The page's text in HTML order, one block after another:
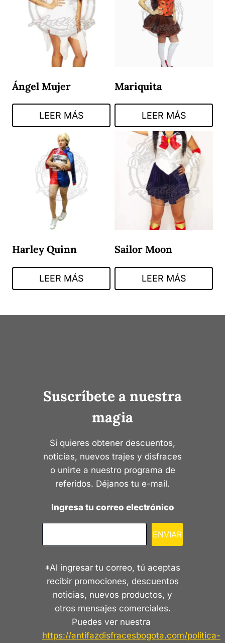
Ángel Mujer
LEER MÁS
Mariquita
LEER MÁS
Harley Quinn
LEER MÁS
Sailor Moon
LEER MÁS
Suscríbete a nuestra
magia
Si quieres obtener descuentos,
noticias, nuevos trajes y disfraces
o unirte a nuestro programa de
referidos. Déjanos tu e-mail.
Ingresa tu correo electrónico
ENVIAR
*Al ingresar tu correo, tú aceptas
recibir promociones, descuentos
noticias, nuevos productos, y
otros mensajes comerciales.
Puedes ver nuestra
https://antifazdisfracesbogota.com/politica-